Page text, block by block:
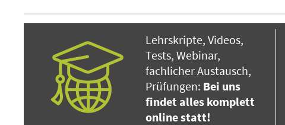
Lehrskripte, Videos,
Tests, Webinar,
fachlicher Austausch,
Prüfungen: Bei uns
findet alles komplett
online statt!